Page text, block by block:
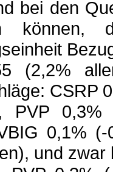
bei den
(2,2%
CSRP
PVP
0,1%
und